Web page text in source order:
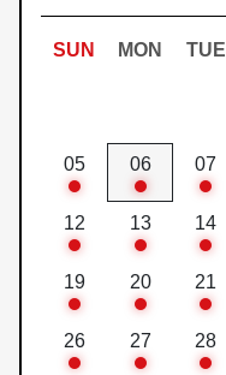
SUN MON TUE
05 06 07
12 13 14
19 20 21
26 27 28